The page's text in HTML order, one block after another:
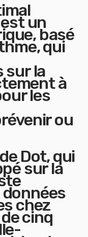
un
basé
qui
sur la
à
les
ou
Dot, qui
sur la
chez
cinq